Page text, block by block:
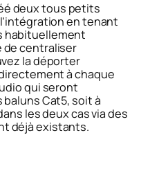
deux tous petits
en tenant
habituellement
de centraliser
la déporter
à chaque
qui seront
Cat5, soit à
les deux cas via des
déjà existants.